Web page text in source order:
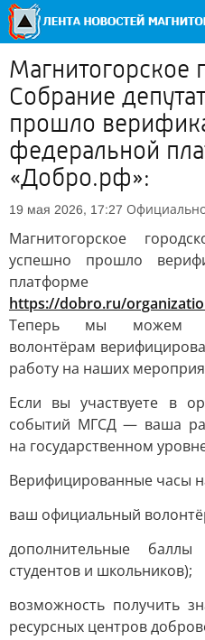
Магнитогорское
Собрание
прошло
федеральной
«Добро.рф»:
19 мая 2026, 17:27
Магнитогорское
успешно прошло
платформе
https://dobro.ru/
Теперь мы можем
волонтёрам
работу на наших
Если вы участвуете в
событий МГСД — ваша
на государственном
Верифицированные часы
ваш официальный
дополнительные
студентов и школьников);
возможность получить
ресурсных центров